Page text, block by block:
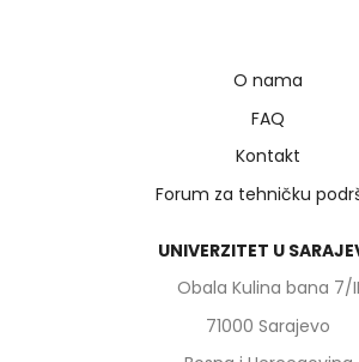
O nama
FAQ
Kontakt
Forum za tehničku
UNIVERZITET U
Obala Kulina bana 7/II
71000 Sarajevo